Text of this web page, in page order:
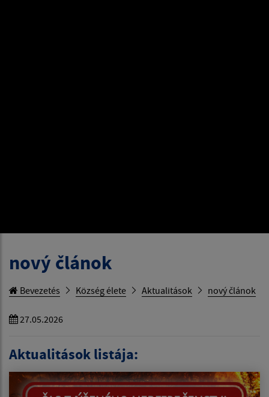
nový článok
Bevezetés Község élete Aktualitások nový článok
27.05.2026
Aktualitások listája: